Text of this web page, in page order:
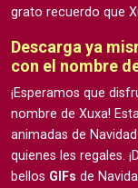
grato recuerdo que
Descarga ya
con el nombre
¡Esperamos que
nombre de Xuxa!
animadas de
quienes les regales.
bellos GIFs de